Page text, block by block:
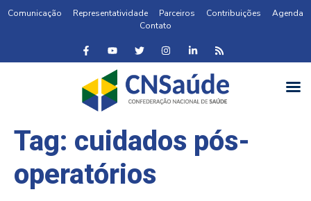
Comunicação Representatividade Parceiros Contribuições
Agenda
Contato
Tag: cuidados pós-
operatórios